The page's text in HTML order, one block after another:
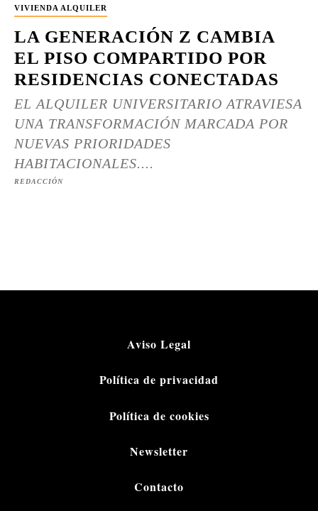
VIVIENDA ALQUILER
LA GENERACIÓN Z CAMBIA
EL PISO COMPARTIDO POR
RESIDENCIAS CONECTADAS
EL ALQUILER UNIVERSITARIO ATRAVIESA
UNA TRANSFORMACIÓN MARCADA POR
NUEVAS PRIORIDADES
HABITACIONALES....
REDACCIÓN
Aviso Legal
Política de privacidad
Política de cookies
Newsletter
Contacto